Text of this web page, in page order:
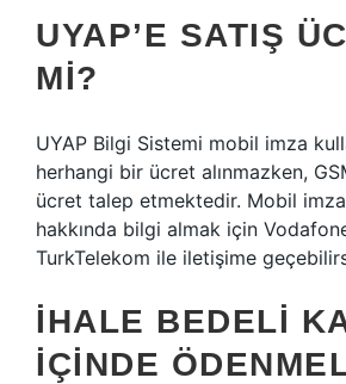
UYAP’E SATIŞ
MI?
UYAP Bilgi Sistemi mobil imza
herhangi bir ücret alınmazken,
ücret talep etmektedir. Mobil
hakkında bilgi almak için
TurkTelekom ile iletişime
İHALE BEDELI
IÇINDE